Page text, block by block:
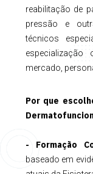
reabilitação de
pressão e
técnicos
mercado,
Por que
- Formação
baseado em